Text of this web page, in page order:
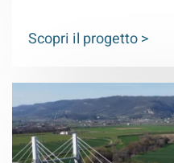
Scopri il progetto >